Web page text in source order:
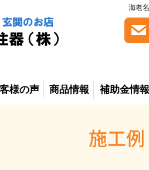
海老
様の声 商品情報 補助金情報
施工例